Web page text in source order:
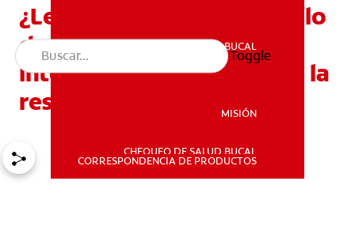
SALUD BUCAL
SALUD BUCAL
MISIÓN
CHEQUEO DE SALUD BUCAL
CORRESPONDENCIA DE PRODUCTOS
Toggle
¿Le cuesta trabajo usar hilo
dental? Los cepillos
interdentales podrían ser la
respuesta